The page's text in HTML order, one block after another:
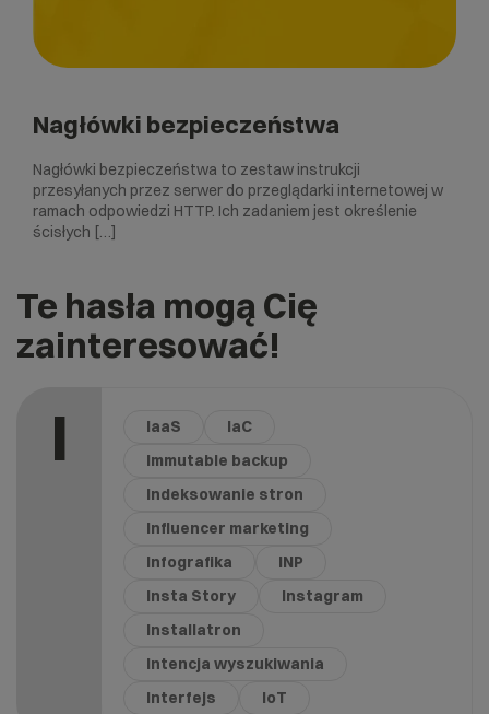
Nagłówki bezpieczeństwa
Nagłówki bezpieczeństwa to zestaw instrukcji
przesyłanych przez serwer do przeglądarki internetowej w
ramach odpowiedzi HTTP. Ich zadaniem jest określenie
ścisłych […]
Te hasła mogą Cię
zainteresować!
I IaaS
IaC
Immutable backup
Indeksowanie stron
Influencer marketing
Infografika
INP
Insta Story
Instagram
Installatron
Intencja wyszukiwania
Interfejs
IoT